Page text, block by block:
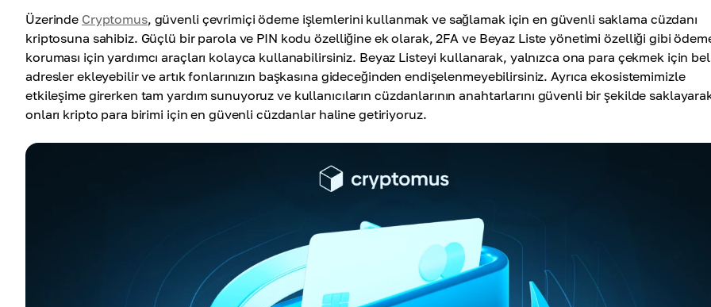
Üzerinde Cryptomus, güvenli çevrimiçi ödeme işlemlerini kullanmak ve sağlamak için en güvenli saklama cüzdanı
kriptosuna sahibiz. Güçlü bir parola ve PIN kodu özelliğine ek olarak, 2FA ve Beyaz Liste yönetimi özelliği gibi
koruması için yardımcı araçları kolayca kullanabilirsiniz. Beyaz Listeyi kullanarak, yalnızca ona para çekmek için
adresler ekleyebilir ve artık fonlarınızın başkasına gideceğinden endişelenmeyebilirsiniz. Ayrıca ekosistemimizle
etkileşime girerken tam yardım sunuyoruz ve kullanıcıların cüzdanlarının anahtarlarını güvenli bir şekilde
onları kripto para birimi için en güvenli cüzdanlar haline getiriyoruz.